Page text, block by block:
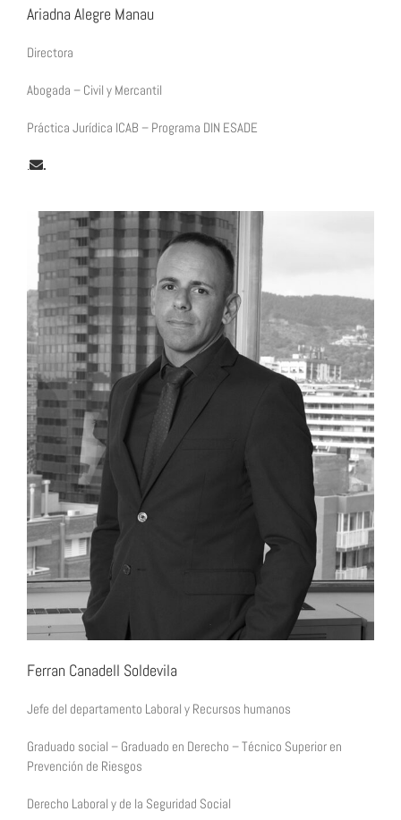
Ariadna Alegre Manau
Directora
Abogada – Civil y Mercantil
Práctica Jurídica ICAB – Programa DIN ESADE
. .
Ferran Canadell Soldevila
Jefe del departamento Laboral y Recursos humanos
Graduado social – Graduado en Derecho – Técnico Superior en
Prevención de Riesgos
Derecho Laboral y de la Seguridad Social